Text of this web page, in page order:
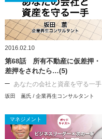
2016.02.10
第68話 所有不動産に仮差押・
差押をされたら…(5)
あなたの会社と資産を守る一手
坂田 薫氏 / 企業再生コンサルタント
マネジメント